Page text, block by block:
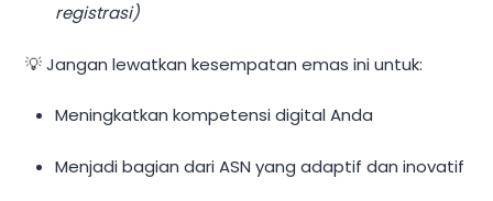
registrasi)
💡 Jangan lewatkan kesempatan emas ini untuk:
Meningkatkan kompetensi digital Anda
Menjadi bagian dari ASN yang adaptif dan inovatif